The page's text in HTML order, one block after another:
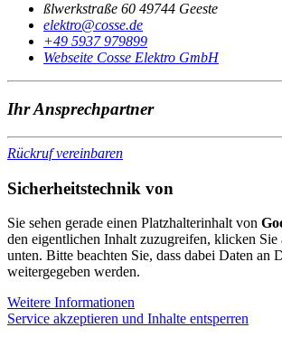
ßlwerkstraße 60 49744 Geeste
ed.essoc
@ortkele
+49 5937 979899
Webseite Cosse Elektro GmbH
Ihr Ansprechpartner
Rückruf vereinbaren
Sicherheitstechnik von
Sie sehen gerade einen Platzhalterinhalt von
den eigentlichen Inhalt zuzugreifen, klicken Sie
unten. Bitte beachten Sie, dass dabei Daten an
weitergegeben werden.
Weitere Informationen
Service akzeptieren und Inhalte entsperren